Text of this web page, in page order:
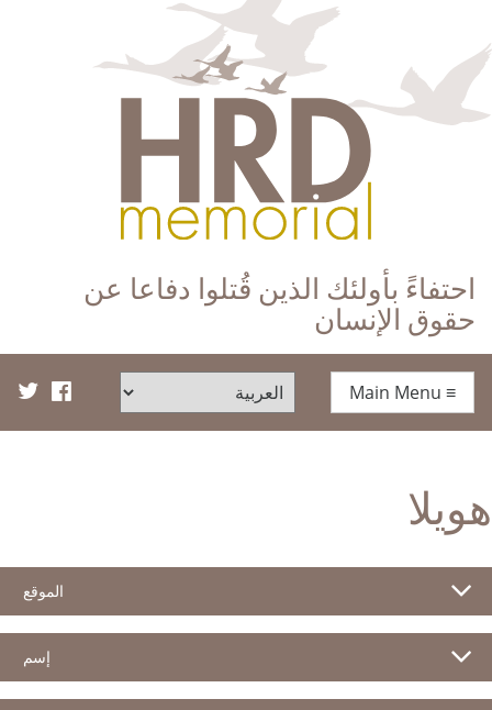
HRD Memorial – العَرَبِيَّة‎‎
احتفاءً بأولئك الذين قُتلوا دفاعا عن
حقوق الإنسان
≡
هويلا
الموقع
إسم